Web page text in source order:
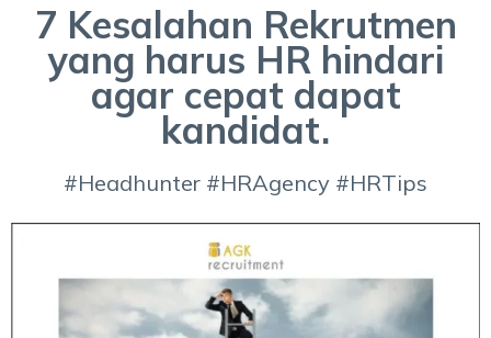
7 Kesalahan Rekrutmen
yang harus HR hindari
agar cepat dapat
kandidat.
#Headhunter #HRAgency #HRTips